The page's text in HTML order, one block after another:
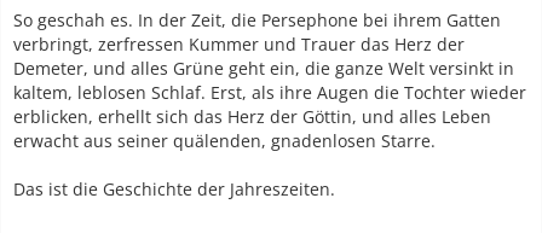
So geschah es. In der Zeit, die Persephone bei ihrem Gatten
verbringt, zerfressen Kummer und Trauer das Herz der
Demeter, und alles Grüne geht ein, die ganze Welt versinkt in
kaltem, leblosen Schlaf. Erst, als ihre Augen die Tochter wieder
erblicken, erhellt sich das Herz der Göttin, und alles Leben
erwacht aus seiner quälenden, gnadenlosen Starre.
Das ist die Geschichte der Jahreszeiten.